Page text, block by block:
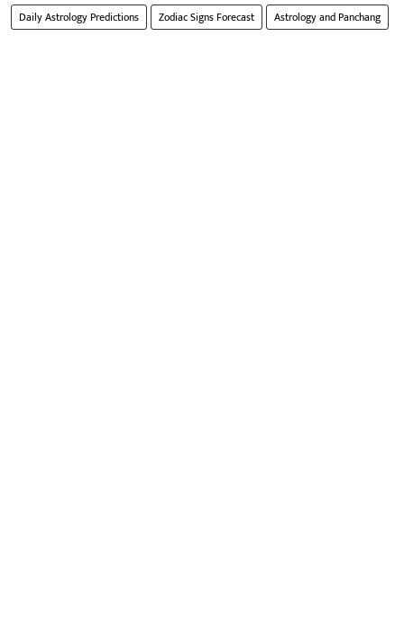
Daily Astrology Predictions Zodiac Signs Forecast Astrology and Panchang